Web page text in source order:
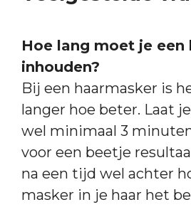
Hoe lang moet je een
inhouden?
Bij een haarmasker is
langer hoe beter. Laat
wel minimaal 3
voor een beetje
na een tijd wel achter
masker in je haar het